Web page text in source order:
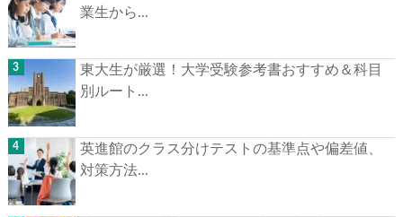
▶業生から...
東大生が厳選！大学受験参考書おすすめ＆科目
別ルート...
英進館のクラス分けテストの基準点や偏差値、
対策方法...